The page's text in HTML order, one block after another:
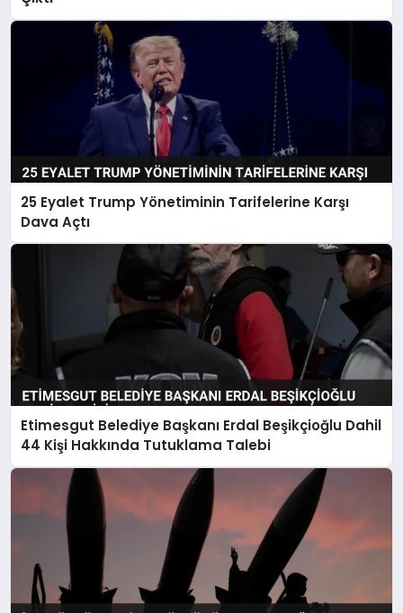
25 Eyalet Trump Yönetiminin Tarifelerine Karşı
Dava Açtı
Etimesgut Belediye Başkanı Erdal Beşikçioğlu Dahil
44 Kişi Hakkında Tutuklama Talebi